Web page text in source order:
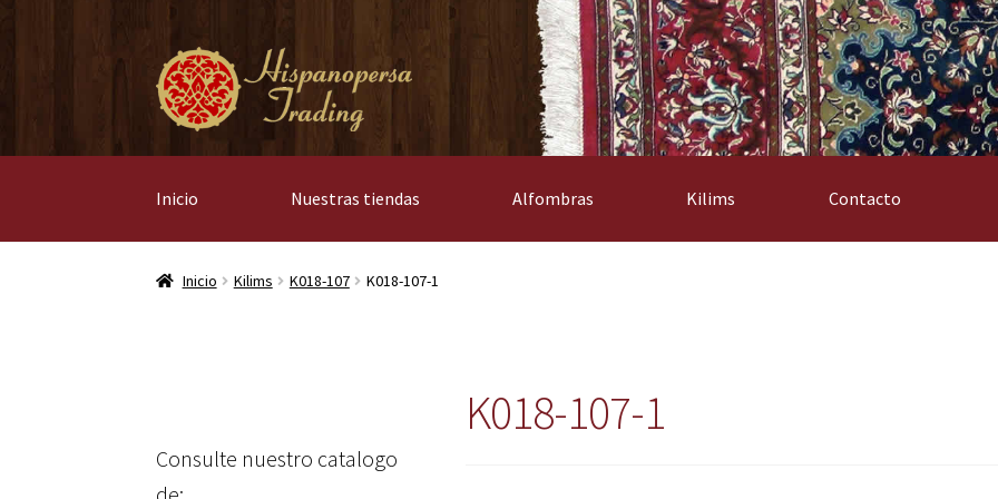
Ir
a
la
Ir
al
contenido
Inicio Nuestras tiendas Alfombras Kilims Contacto
Inicio Kilims K018-107 K018-107-1
K018-107-1
Consulte nuestro catalogo